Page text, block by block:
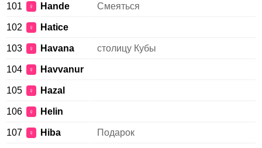
101 ♀ Hande Смеяться
102 ♀ Hatice
103 ♀ Havana столицу Кубы
104 ♀ Havvanur
105 ♀ Hazal
106 ♀ Helin
107 ♀ Hiba Подарок